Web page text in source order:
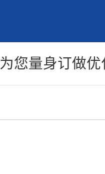
为您量身订做优